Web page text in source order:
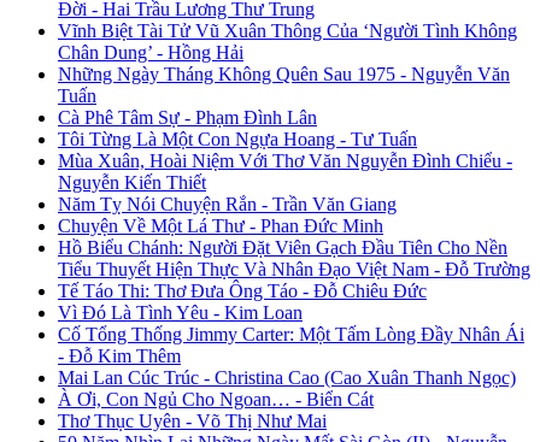
Đời - Hai Trầu Lương Thư Trung
Vĩnh Biệt Tài Tử Vũ Xuân Thông Của ‘Người Tình Không
Chân Dung’ - Hồng Hải
Những Ngày Tháng Không Quên Sau 1975 - Nguyễn Văn
Tuấn
Cà Phê Tâm Sự - Phạm Đình Lân
Tôi Từng Là Một Con Ngựa Hoang - Tư Tuấn
Mùa Xuân, Hoài Niệm Với Thơ Văn Nguyễn Đình Chiểu -
Nguyễn Kiến Thiết
Năm Tỵ Nói Chuyện Rắn - Trần Văn Giang
Chuyện Về Một Lá Thư - Phan Đức Minh
Hồ Biểu Chánh: Người Đặt Viên Gạch Đầu Tiên Cho Nền
Tiểu Thuyết Hiện Thực Và Nhân Đạo Việt Nam - Đỗ Trường
Tế Táo Thi: Thơ Đưa Ông Táo - Đỗ Chiêu Đức
Vì Đó Là Tình Yêu - Kim Loan
Cố Tổng Thống Jimmy Carter: Một Tấm Lòng Đầy Nhân Ái
- Đỗ Kim Thêm
Mai Lan Cúc Trúc - Christina Cao (Cao Xuân Thanh Ngọc)
À Ơi, Con Ngủ Cho Ngoan… - Biển Cát
Thơ Thục Uyên - Võ Thị Như Mai